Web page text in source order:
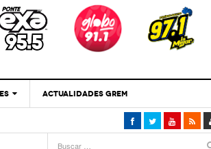
‘Se Vale Soñar Con Una Contraloría
ACTUALIDADES GREM